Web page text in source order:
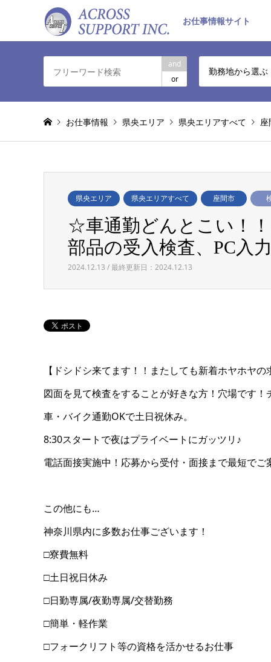
お仕事情報サイト
and
or
勤務地から選ぶ
お仕事情報 県央エリア 県央エリアすべて 座
県央エリア 県央エリアすべて 座間市
☆車通勤どんとこい！
部品の受入検査、PC入
2024.12.13 / 最終更新日：2024.12.13
【ドシドシ来てます！！またしても新着ホヤホヤの
図面を見て検査をすることが好きな方！穴場です！
車・バイク通勤OKで土日祝休み。
8:30スタートで夜はプライベートにガッツリ♪
電話面接実施中！応募から受付・面接まで最短でご
この他にも…
神奈川県内に多数お仕事ございます！
□寮費無料
□土日祝日休み
□日勤専属/夜勤専属/交替勤務
□簡単・軽作業
□フォークリフト等の資格を活かせるお仕事